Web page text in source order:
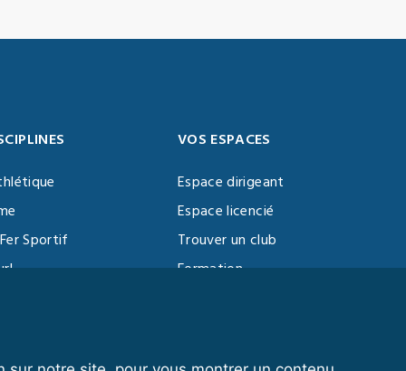
Sportif
VOS ESPACES
Espace dirigeant
Espace licencié
Trouver un club
Formation